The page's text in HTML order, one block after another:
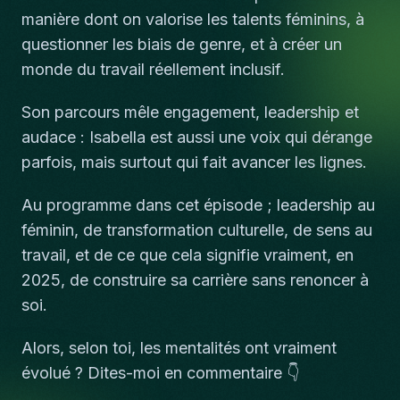
manière dont on valorise les talents féminins, à
questionner les biais de genre, et à créer un
monde du travail réellement inclusif.
Son parcours mêle engagement, leadership et
audace : Isabella est aussi une voix qui dérange
parfois, mais surtout qui fait avancer les lignes.
Au programme dans cet épisode ; leadership au
féminin, de transformation culturelle, de sens au
travail, et de ce que cela signifie vraiment, en
2025, de construire sa carrière sans renoncer à
soi.
Alors, selon toi, les mentalités ont vraiment
évolué ? Dites-moi en commentaire 👇